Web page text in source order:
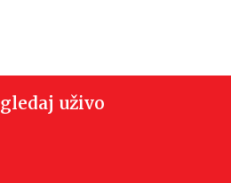
gledaj uživo